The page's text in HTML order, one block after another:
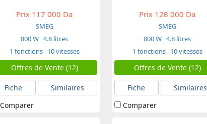
Prix 117 000 Da
SMEG
800 W 4.8 litres
1 fonctions 10 vitesses
Offres de Vente (12)
Fiche
Similaires
Comparer
Prix 128 000 Da
SMEG
800 W 4.8 litres
1 fonctions 10 vitesses
Offres de Vente (12)
Fiche
Similaires
Comparer